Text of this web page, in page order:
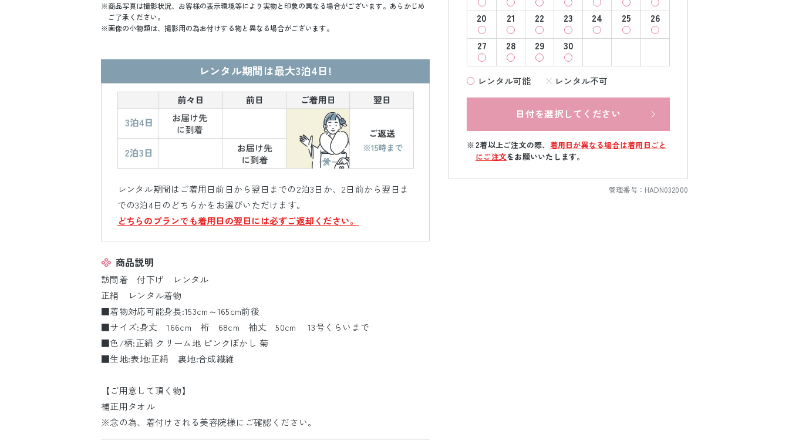
20
21 22 23 24 25
26
27
28 29 30
レンタル可能 レンタル不可
日付を選択してください
2着以上ご注文の際、 着用日が異なる場合は着用日ごと
にご注文をお願いいたします。
管理番号： HADN032000
商品写真は撮影状況、お客様の表示環境等により実物と印象の異なる場合がございます。あらかじめ
ご了承ください。
画像の小物類は、撮影用の為お付けする物と異なる場合がございます。
レンタル期間は最大3泊4日!
レンタル期間はご着用日前日から翌日までの2泊3日か、2日前から翌日ま
での3泊4日のどちらかをお選びいただけます。
どちらのプランでも着用日の翌日には必ずご返却ください。
商品説明
訪問着 付下げ レンタル
正絹 レンタル着物
■着物対応可能身長:153cm～165cm前後
■サイズ:身丈 166cm 裄 68cm 袖丈 50cm 13号くらいまで
■色/柄:正絹 クリーム地 ピンクぼかし 菊
■生地:表地:正絹 裏地:合成繊維
【ご用意して頂く物】
補正用タオル
※念の為、着付けされる美容院様にご確認ください。